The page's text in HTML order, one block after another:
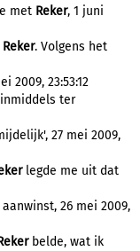
met Reker, 1 juni
Reker. Volgens het
2009, 23:53:12
ter
27 mei 2009,
legde me uit dat
26 mei 2009,
belde, wat ik